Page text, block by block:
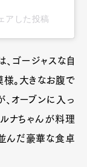
アした投稿
ゴージャスな自
。大きなお腹で
、オーブンに入っ
ナちゃんが料理
んだ豪華な食卓